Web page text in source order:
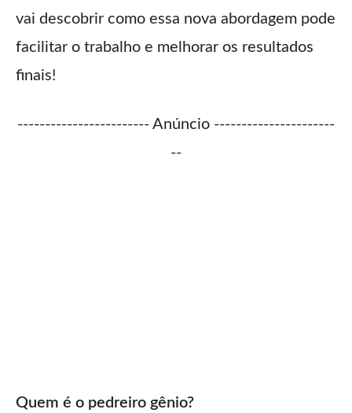
vai descobrir como essa nova abordagem pode
facilitar o trabalho e melhorar os resultados
finais!
------------------------ Anúncio ----------------------
--
Quem é o pedreiro gênio?